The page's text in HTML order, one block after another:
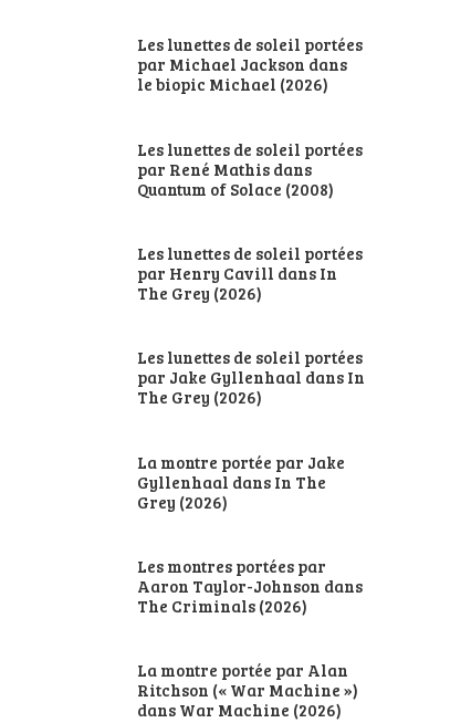
Les lunettes de soleil portées
par Michael Jackson dans
le biopic Michael (2026)
Les lunettes de soleil portées
par René Mathis dans
Quantum of Solace (2008)
Les lunettes de soleil portées
par Henry Cavill dans In
The Grey (2026)
Les lunettes de soleil portées
par Jake Gyllenhaal dans In
The Grey (2026)
La montre portée par Jake
Gyllenhaal dans In The
Grey (2026)
Les montres portées par
Aaron Taylor-Johnson dans
The Criminals (2026)
La montre portée par Alan
Ritchson (« War Machine »)
dans War Machine (2026)